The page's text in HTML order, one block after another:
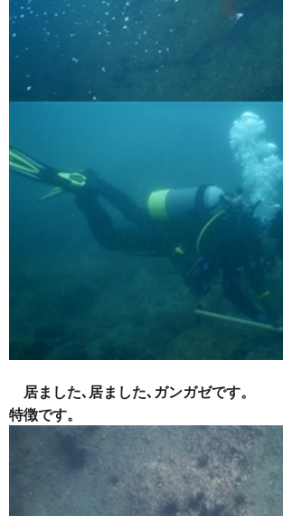
居ました､居ました､ガンガゼで
特徴です。